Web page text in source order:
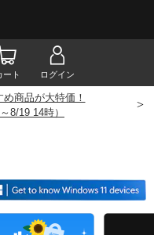
商品が大特価！
8/19 14時）
>